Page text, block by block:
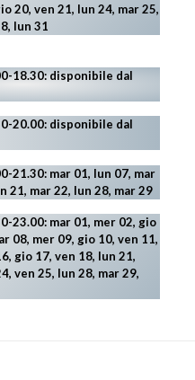
20, ven 21, lun 24, mar 25,
lun 31
18.30: disponibile dal
20.00: disponibile dal
21.30: mar 01, lun 07, mar
21, mar 22, lun 28, mar 29
23.00: mar 01, mer 02, gio
08, mer 09, gio 10, ven 11,
gio 17, ven 18, lun 21,
ven 25, lun 28, mar 29,